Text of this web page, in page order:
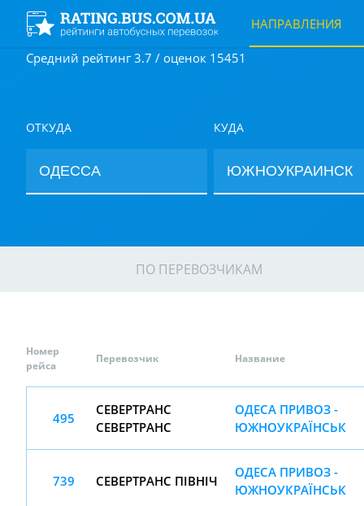
НАПРАВЛЕНИЯ
Средний рейтинг 3.7 / оценок 15451
ОТКУДА КУДА
ПО ПЕРЕВОЗЧИКАМ
Номер
рейса
Перевозчик Название
495
СЕВЕРТРАНС
СЕВЕРТРАНС
ОДЕСА ПРИВОЗ -
ЮЖНОУКРАЇНСЬК
739 СЕВЕРТРАНС ПІВНІЧ
ОДЕСА ПРИВОЗ -
ЮЖНОУКРАЇНСЬК